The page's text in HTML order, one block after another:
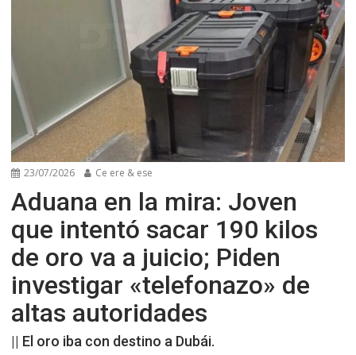
23/07/2026 Ce ere & ese
Aduana en la mira: Joven
que intentó sacar 190 kilos
de oro va a juicio; Piden
investigar «telefonazo» de
altas autoridades
|| El oro iba con destino a Dubái.